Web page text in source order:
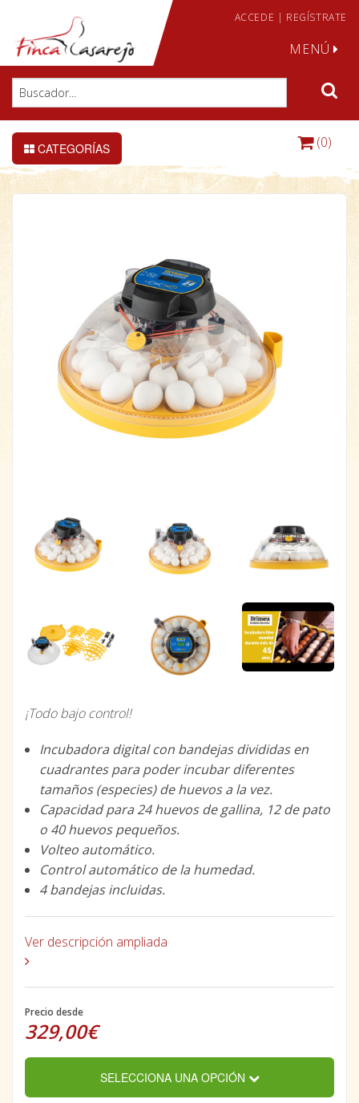
ACCEDE | REGÍSTRATE
MENÚ
CATEGORÍAS (0)
¡Todo bajo control!
Incubadora digital con bandejas divididas en
cuadrantes para poder incubar diferentes
tamaños (especies) de huevos a la vez.
Capacidad para 24 huevos de gallina, 12 de pato
o 40 huevos pequeños.
Volteo automático.
Control automático de la humedad.
4 bandejas incluidas.
Ver descripción ampliada
Precio desde
329,00€
SELECCIONA UNA OPCIÓN